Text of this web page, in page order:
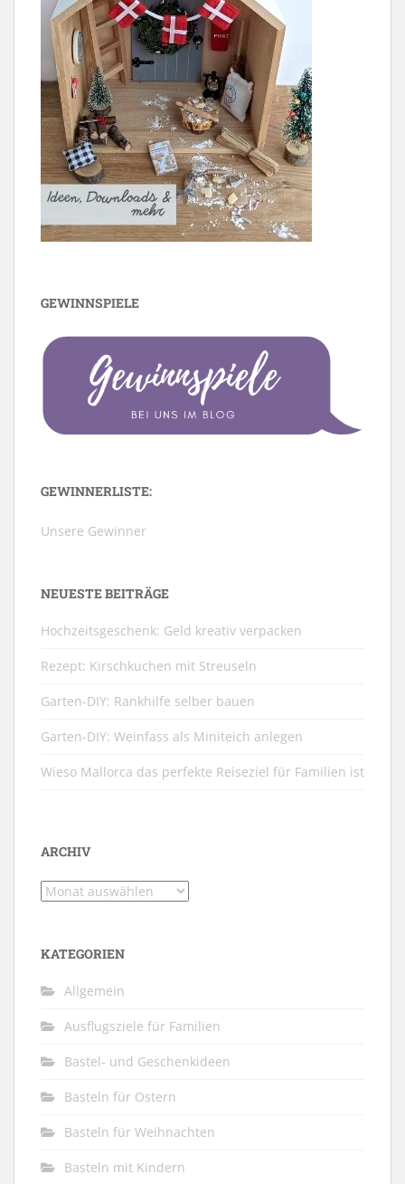
GEWINNSPIELE
GEWINNERLISTE:
Unsere Gewinner
NEUESTE BEITRÄGE
Hochzeitsgeschenk: Geld kreativ verpacken
Rezept: Kirschkuchen mit Streuseln
Garten-DIY: Rankhilfe selber bauen
Garten-DIY: Weinfass als Miniteich anlegen
Wieso Mallorca das perfekte Reiseziel für Familien ist
ARCHIV
Archiv
KATEGORIEN
Allgemein
Ausflugsziele für Familien
Bastel- und Geschenkideen
Basteln für Ostern
Basteln für Weihnachten
Basteln mit Kindern